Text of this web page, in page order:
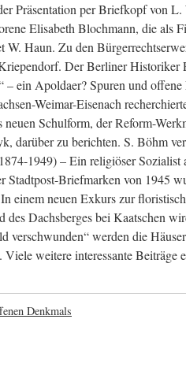
Präsentation per Briefkopf von
Elisabeth Blochmann, die als
W. Haun. Zu den
Der Berliner Historiker
– ein Apoldaer? Spuren und
Weimar-Eisenach
neuen Schulform, der Reform-
darüber zu berichten. S. Böhm
1949) – Ein religiöser
Stadtpost-Briefmarken von 1945
einem neuen Exkurs zur
des Dachsberges bei Kaatschen
verschwunden“ werden die
Viele weitere interessante Beiträge
Denkmals